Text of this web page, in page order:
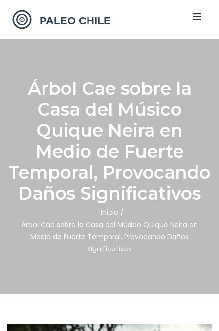
Árbol Cae sobre la
Casa del Músico
Quique Neira en
Medio de Fuerte
Temporal, Provocando
Daños Significativos
Inicio
Árbol Cae sobre la Casa del Músico Quique Neira en
Medio de Fuerte Temporal, Provocando Daños
Significativos